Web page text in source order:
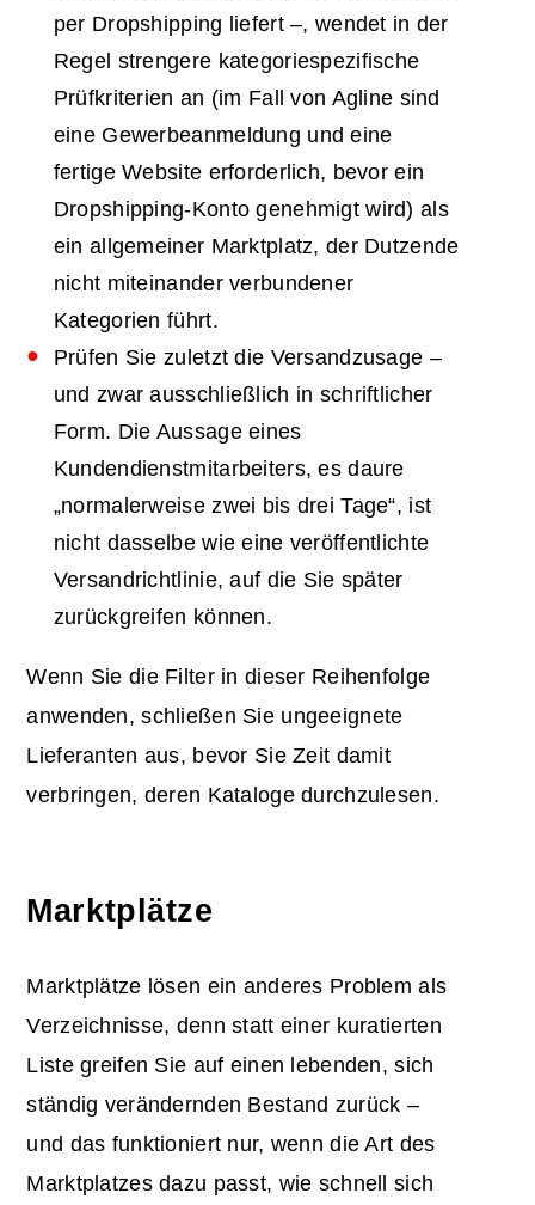
per Dropshipping liefert –, wendet in der
Regel strengere kategoriespezifische
Prüfkriterien an (im Fall von Agline sind
eine Gewerbeanmeldung und eine
fertige Website erforderlich, bevor ein
Dropshipping-Konto genehmigt wird) als
ein allgemeiner Marktplatz, der Dutzende
nicht miteinander verbundener
Kategorien führt.
Prüfen Sie zuletzt die Versandzusage –
und zwar ausschließlich in schriftlicher
Form. Die Aussage eines
Kundendienstmitarbeiters, es daure
„normalerweise zwei bis drei Tage“, ist
nicht dasselbe wie eine veröffentlichte
Versandrichtlinie, auf die Sie später
zurückgreifen können.
Wenn Sie die Filter in dieser Reihenfolge
anwenden, schließen Sie ungeeignete
Lieferanten aus, bevor Sie Zeit damit
verbringen, deren Kataloge durchzulesen.
Marktplätze
Marktplätze lösen ein anderes Problem als
Verzeichnisse, denn statt einer kuratierten
Liste greifen Sie auf einen lebenden, sich
ständig verändernden Bestand zurück –
und das funktioniert nur, wenn die Art des
Marktplatzes dazu passt, wie schnell sich